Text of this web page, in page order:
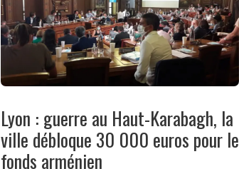
Lyon : guerre au Haut-Karabagh, la
ville débloque 30 000 euros pour le
fonds arménien